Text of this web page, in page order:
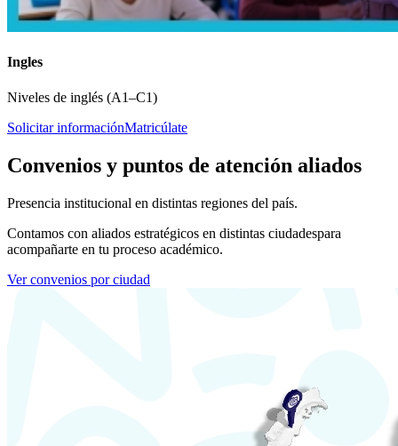
Ingles
Niveles de inglés (A1–C1)
Solicitar informaciónMatricúlate
Convenios y puntos de atención aliados
Presencia institucional en distintas regiones del país.
Contamos con aliados estratégicos en distintas ciudadespara
acompañarte en tu proceso académico.
Ver convenios por ciudad